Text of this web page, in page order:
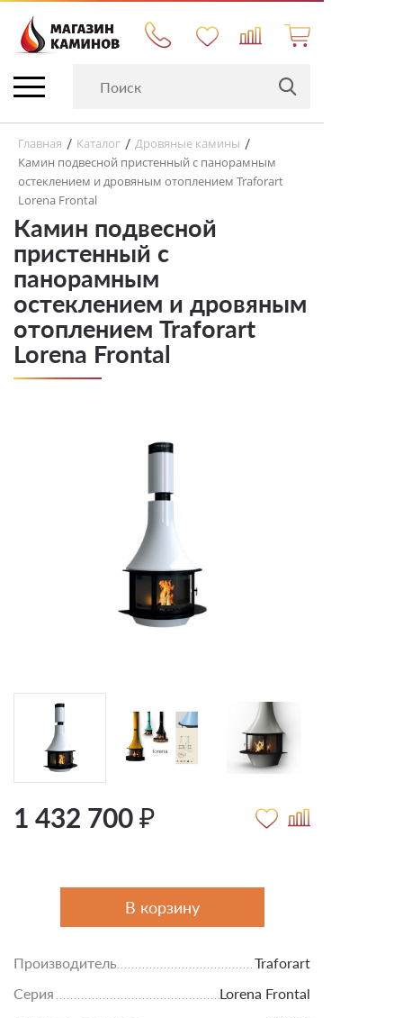
Главная / Каталог / Дровяные камины /
Камин подвесной пристенный с панорамным
остеклением и дровяным отоплением Traforart
Lorena Frontal
Камин подвесной
пристенный с
панорамным
остеклением и дровяным
отоплением Traforart
Lorena Frontal
1 432 700 ₽
В корзину
Производитель
Traforart
Серия
Lorena Frontal